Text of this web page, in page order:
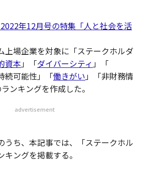
2022年12月号の特集「人と社会を活
上場企業を対象に「ステークホルダ
資本 」「ダイバーシティ 」「
続可能性」「働きがい 」「非財務情
ンキングを作成した。
advertisement
うち、本記事では、「ステークホル
ングを掲載する。